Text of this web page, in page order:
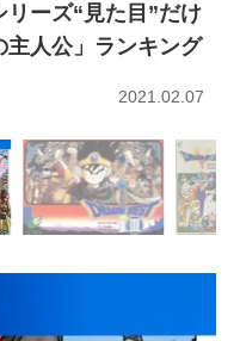
ーズ“見た目”だけ
主人公」ランキング
2021.02.07